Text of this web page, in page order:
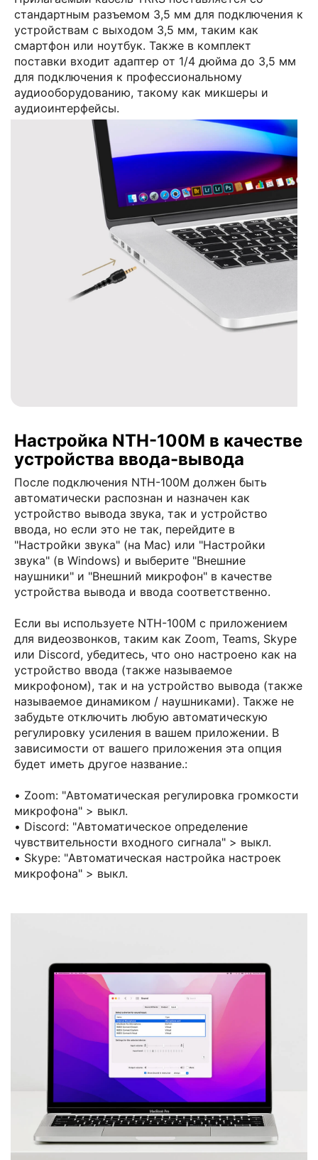
стандартным разъемом 3,5 мм для подключения к
устройствам с выходом 3,5 мм, таким как
смартфон или ноутбук. Также в комплект
поставки входит адаптер от 1/4 дюйма до 3,5 мм
для подключения к профессиональному
аудиооборудованию, такому как микшеры и
аудиоинтерфейсы.
Настройка NTH-100M в качестве
устройства ввода-вывода
После подключения NTH-100M должен быть
автоматически распознан и назначен как
устройство вывода звука, так и устройство
ввода, но если это не так, перейдите в
"Настройки звука" (на Mac) или "Настройки
звука" (в Windows) и выберите "Внешние
наушники" и "Внешний микрофон" в качестве
устройства вывода и ввода соответственно.
Если вы используете NTH-100M с приложением
для видеозвонков, таким как Zoom, Teams, Skype
или Discord, убедитесь, что оно настроено как на
устройство ввода (также называемое
микрофоном), так и на устройство вывода (также
называемое динамиком / наушниками). Также не
забудьте отключить любую автоматическую
регулировку усиления в вашем приложении. В
зависимости от вашего приложения эта опция
будет иметь другое название.:
• Zoom: "Автоматическая регулировка громкости
микрофона" > выкл.
• Discord: "Автоматическое определение
чувствительности входного сигнала" > выкл.
• Skype: "Автоматическая настройка настроек
микрофона" > выкл.